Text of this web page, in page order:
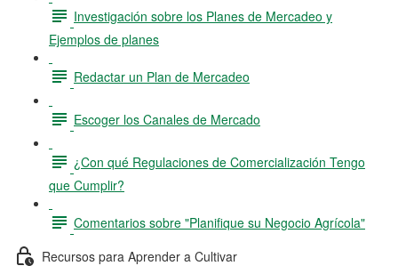
Investigación sobre los Planes de Mercadeo y
Ejemplos de planes
Redactar un Plan de Mercadeo
Escoger los Canales de Mercado
¿Con qué Regulaciones de Comercialización Tengo
que Cumplir?
Comentarios sobre "Planifique su Negocio Agrícola"
Recursos para Aprender a Cultivar